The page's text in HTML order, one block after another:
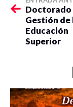
Doctorado
Gestión de
Educación
Superior